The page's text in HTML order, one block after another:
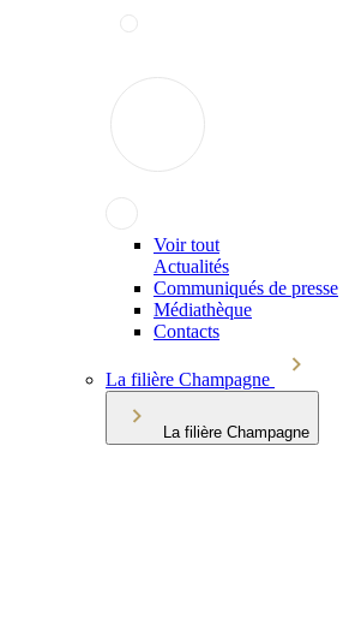
Voir tout
Actualités
Communiqués de presse
Médiathèque
Contacts
La filière Champagne
La filière Champagne